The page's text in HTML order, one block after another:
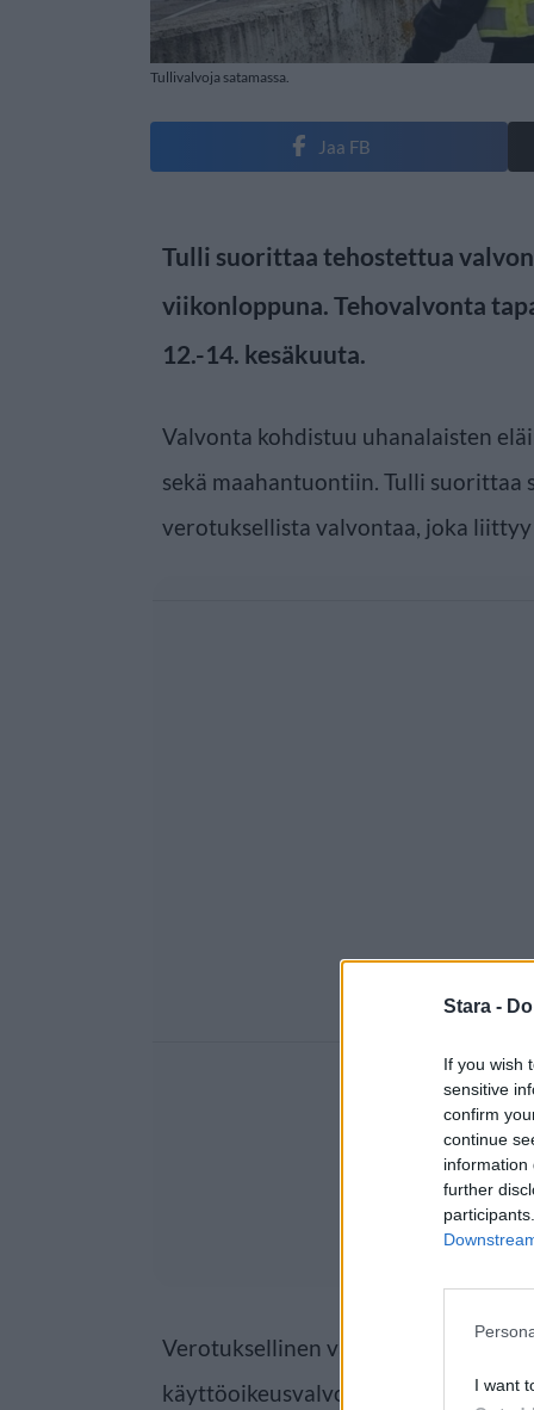
Stara -
If you wish
sensitive
confirm
continue
information
further
I want
Tullivalvoja satamassa.
Jaa FB
Tulli suorittaa tehostettua
viikonloppuna. Tehovalvonta
12.-14. kesäkuuta.
Valvonta kohdistuu uhanalaisten
sekä maahantuontiin. Tulli suorittaa
verotuksellista valvontaa, joka
Verotuksellinen valvonta keskittyy
käyttöoikeusvalvontaan sekä